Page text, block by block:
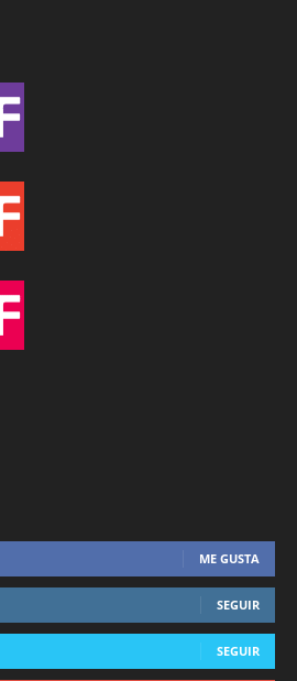
ME GUSTA
SEGUIR
SEGUIR